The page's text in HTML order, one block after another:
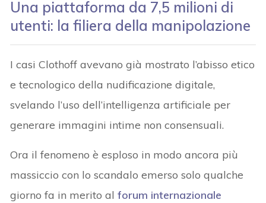
Una piattaforma da 7,5 milioni di
utenti: la filiera della manipolazione
I casi Clothoff avevano già mostrato l’abisso etico
e tecnologico della nudificazione digitale,
svelando l’uso dell’intelligenza artificiale per
generare immagini intime non consensuali.
Ora il fenomeno è esploso in modo ancora più
massiccio con lo scandalo emerso solo qualche
giorno fa in merito alforum internazionale